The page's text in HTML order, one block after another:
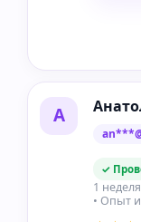
А
✓
1
• Опыт